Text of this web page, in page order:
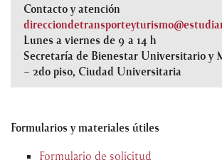
Contacto y atención
Lunes a viernes de 9 a 14 h
Secretaría de Bienestar Universitario y
– 2do piso, Ciudad Universitaria
Formularios y materiales útiles
Formulario de solicitud